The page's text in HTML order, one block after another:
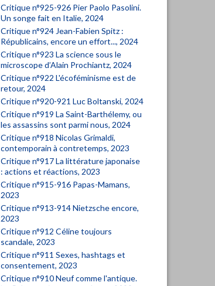
Critique n°925-926 Pier Paolo Pasolini.
Un songe fait en Italie, 2024
Critique n°924 Jean-Fabien Spitz :
Républicains, encore un effort..., 2024
Critique n°923 La science sous le
microscope d’Alain Prochiantz, 2024
Critique n°922 L'écoféminisme est de
retour, 2024
Critique n°920-921 Luc Boltanski, 2024
Critique n°919 La Saint-Barthélemy, ou
les assassins sont parmi nous, 2024
Critique n°918 Nicolas Grimaldi,
contemporain à contretemps, 2023
Critique n°917 La littérature japonaise
: actions et réactions, 2023
Critique n°915-916 Papas-Mamans,
2023
Critique n°913-914 Nietzsche encore,
2023
Critique n°912 Céline toujours
scandale, 2023
Critique n°911 Sexes, hashtags et
consentement, 2023
Critique n°910 Neuf comme l'antique.